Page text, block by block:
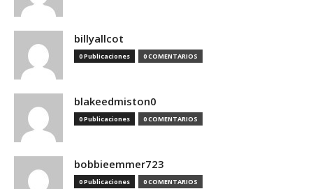
billyallcot
0 Publicaciones 0 COMENTARIOS
blakeedmiston0
0 Publicaciones 0 COMENTARIOS
bobbieemmer723
0 Publicaciones 0 COMENTARIOS